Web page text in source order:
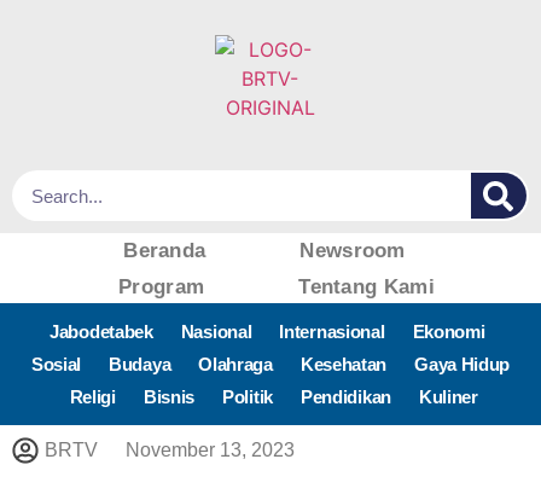
Beranda
Newsroom
Program
Tentang Kami
Jabodetabek Nasional Internasional
Ekonomi
Sosial
Budaya Olahraga Kesehatan
Gaya Hidup
Religi
Bisnis Politik Pendidikan Kuliner
BRTV November 13, 2023